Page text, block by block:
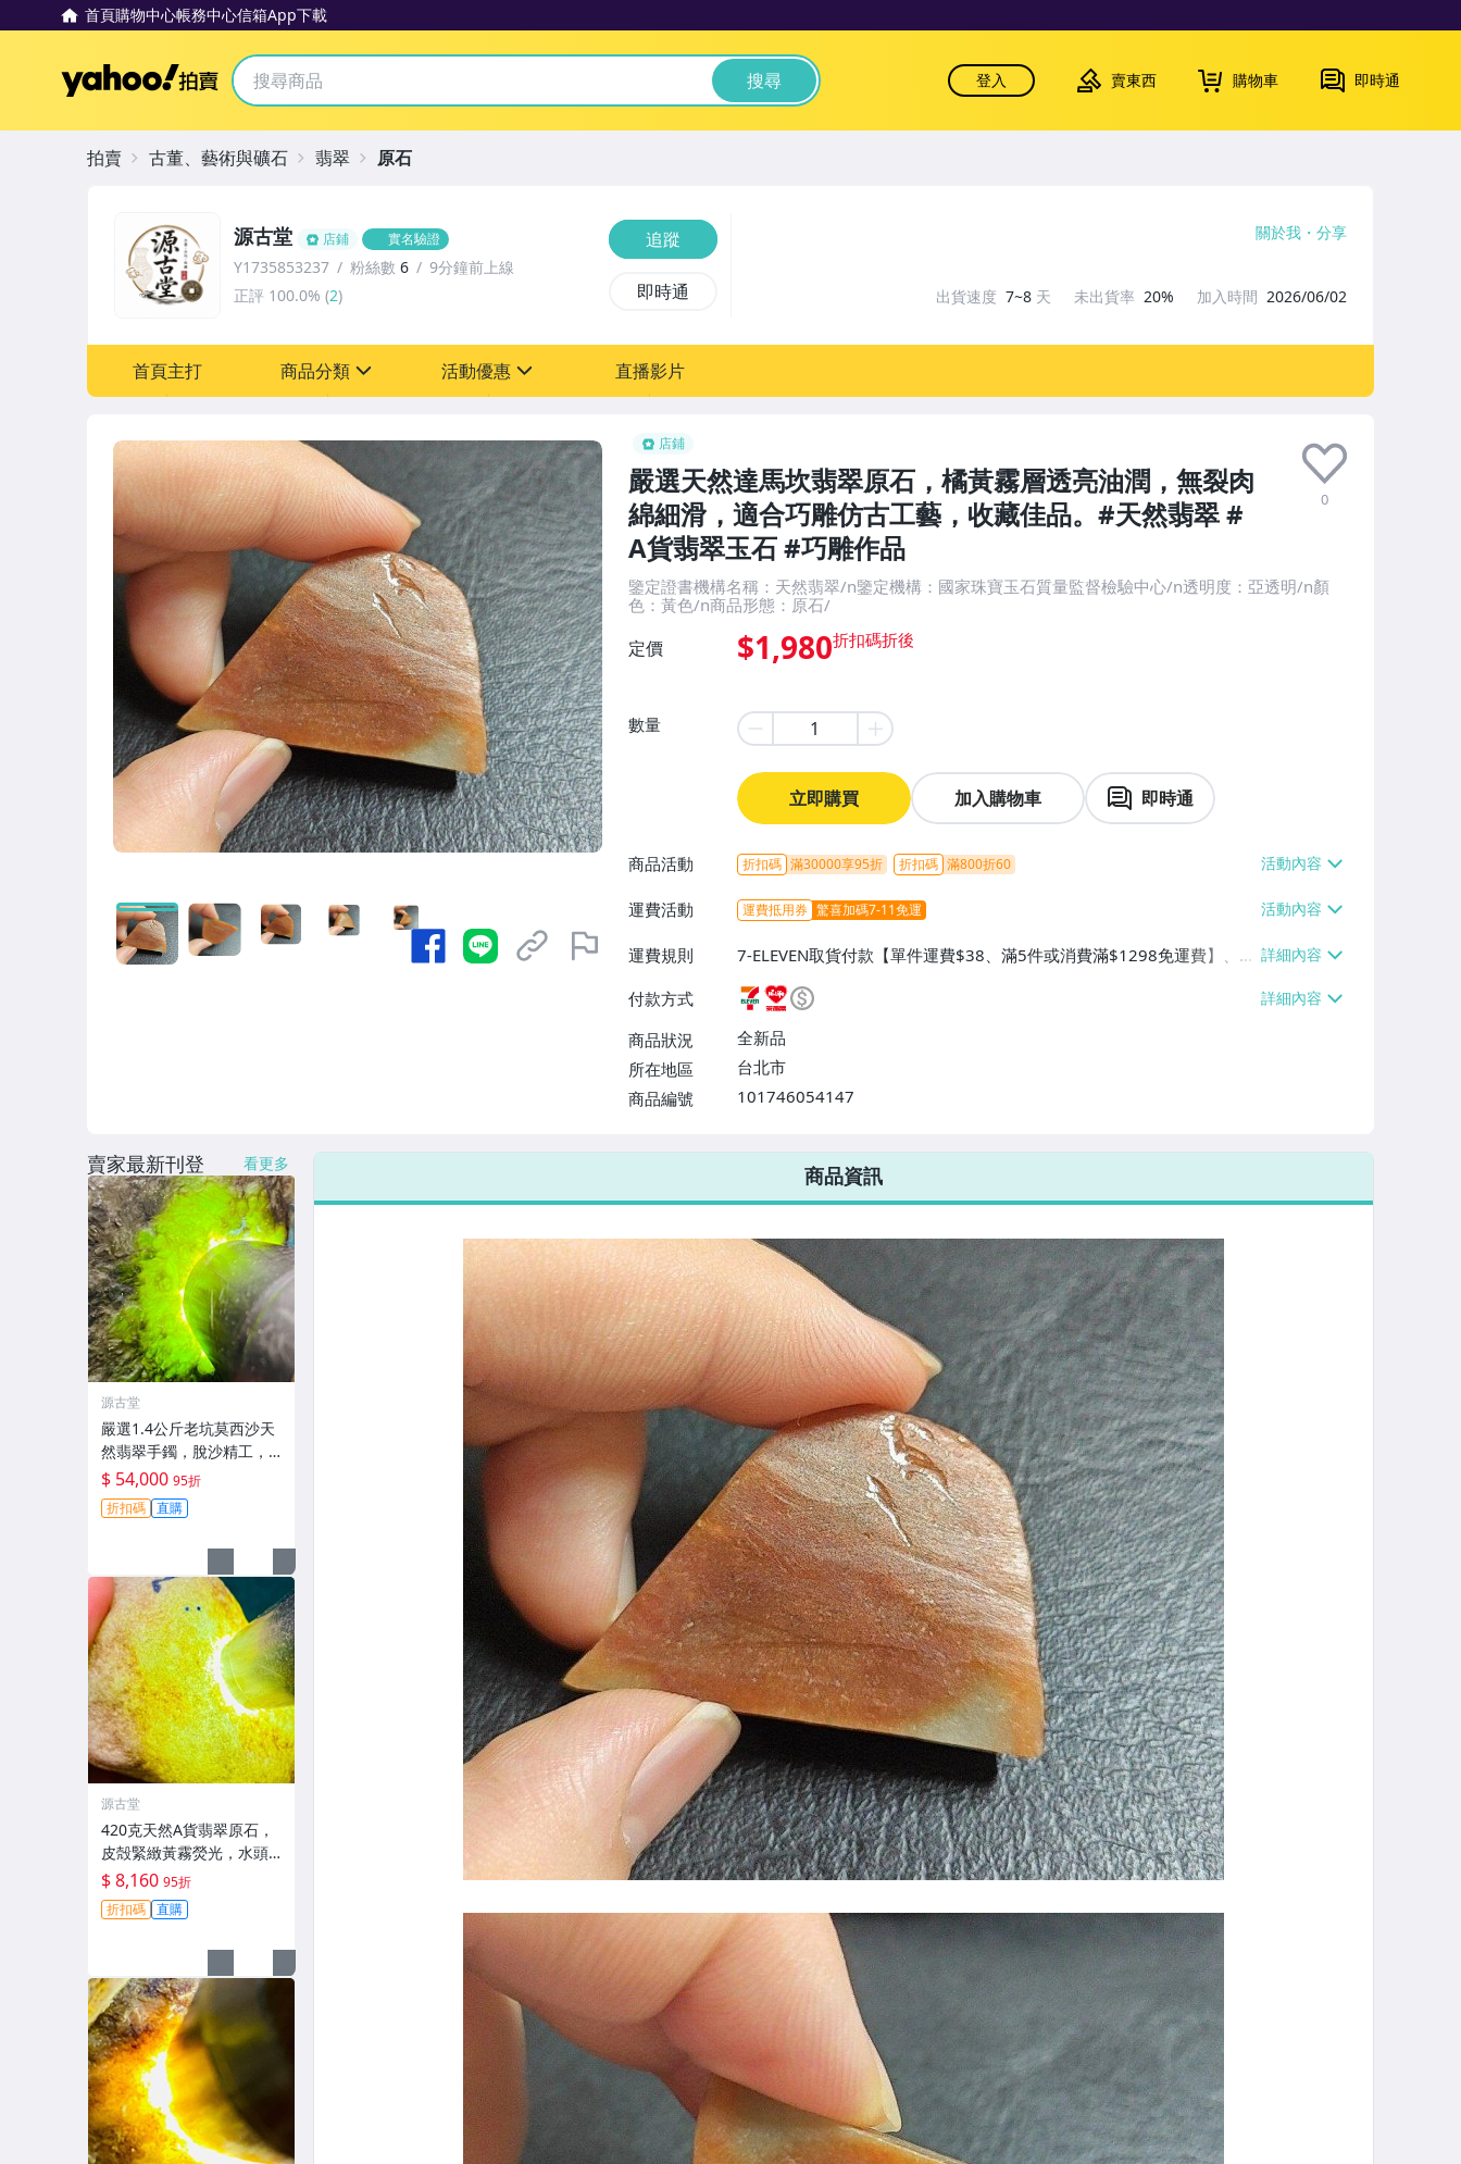
首頁購物中心帳務中心信箱App下載
Yahoo拍賣 搜尋 登入 賣東西 購物車 即時通
店鋪
嚴選天然達馬坎翡翠原石，橘黃霧層透亮油潤，無裂肉
綿細滑，適合巧雕仿古工藝，收藏佳品。#天然翡翠 #
A貨翡翠玉石 #巧雕作品
0
鑒定證書機構名稱：天然翡翠/n鑒定機構：國家珠寶玉石質量監督檢驗中心/n透明度：亞透明/n顏
色：黃色/n商品形態：原石/
定價 $1,980
數量
立即購買 加入購物車 即時通
商品活動 折扣碼 滿30000享95折 折扣碼 滿800折60
運費活動 運費抵用券 驚喜加碼7-11免運
運費規則
7-ELEVEN取貨付款【單件運費$38、滿5件或消費滿$1298免運費】、7-
ELEVEN取貨不付款【免運費】、萊爾富取貨付款【單件運費$60、滿5件
或消費滿$1298免運費】、宅配/貨運【單件運費$120、滿5件或消費滿
$1598免運費】
付款方式
商品狀況
全新品
所在地區
台北市
商品編號
101746054147
7-ELEVEN 運費只要38元
不限金額、筆數，筆筆優惠無限次！
源古堂 店鋪 實名驗證
Y1735853237 粉絲數 6
9分鐘前上線
正評 100.0% (2)
追蹤
即時通
關於我 分享
出貨速度 7~8 天 未出貨率 20% 加入時間 2026/06/02
首頁主打 商品分類 活動優惠
[全店] 粉絲專享
直播影片
拍賣 古董、藝術與礦石 翡翠 原石
商品資訊
賣家最新刊登 看更多
源古堂
嚴選1.4公斤老坑莫西沙天
然翡翠手鐲，脫沙精工，
冰凍Feel足，熒光璀璨，
保真收藏級#翡翠 #天然翡
翠 #A貨翡翠玉石
$ 54,000 95折
折扣碼 直購
源古堂
420克天然A貨翡翠原石，
皮殻緊緻黃霧熒光，水頭
佳種水足，適合手鐲掛件
把件，新料未加工，保存
完美好檢測。 天然A貨翡
$ 8,160 95折
折扣碼 直購